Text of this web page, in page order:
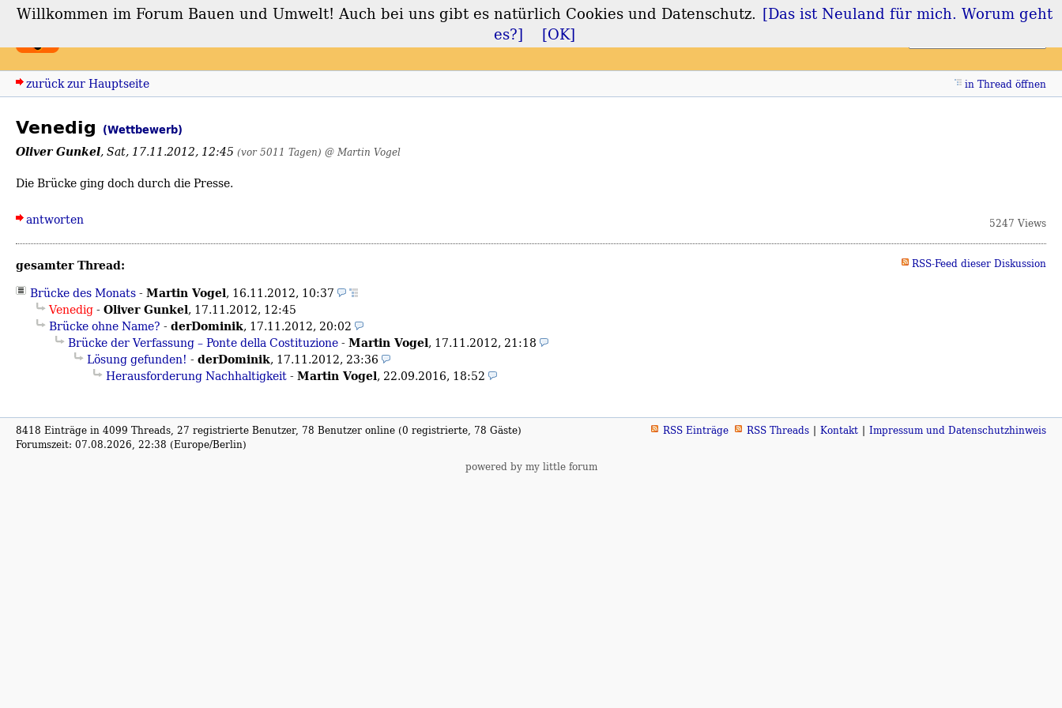
Forum Bauen und Umwelt Login Registrieren
zurück zur Hauptseite in Thread öffnen
Venedig (Wettbewerb)
Oliver Gunkel,Sat, 17.11.2012, 12:45 (vor 5011 Tagen) @ Martin Vogel
Die Brücke ging doch durch die Presse.
antworten 5247 Views
gesamter Thread: RSS-Feed dieser Diskussion
Brücke des Monats- Martin Vogel, 16.11.2012, 10:37
Venedig- Oliver Gunkel, 17.11.2012, 12:45
Brücke ohne Name? - derDominik, 17.11.2012, 20:02
Brücke der Verfassung – Ponte della Costituzione- Martin Vogel, 17.11.2012, 21:18
Lösung gefunden! - derDominik, 17.11.2012, 23:36
Herausforderung Nachhaltigkeit- Martin Vogel, 22.09.2016, 18:52
8418 Einträge in 4099 Threads, 27 registrierte Benutzer, 78 Benutzer online (0 registrierte, 78 Gäste)
Forumszeit: 07.08.2026, 22:38 (Europe/Berlin)
RSS Einträge RSS Threads Kontakt Impressum und Datenschutzhinweis
powered by my little forum
Willkommen im Forum Bauen und Umwelt! Auch bei uns gibt es natürlich Cookies und Datenschutz. [Das ist Neuland für mich. Worum geht
es?]
[OK]